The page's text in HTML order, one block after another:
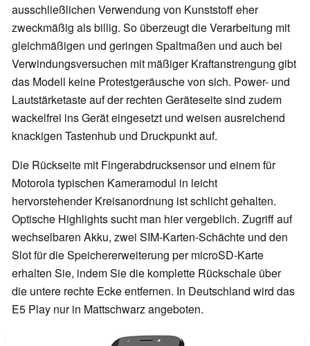
ausschließlichen Verwendung von Kunststoff eher
zweckmäßig als billig. So überzeugt die Verarbeitung mit
gleichmäßigen und geringen Spaltmaßen und auch bei
Verwindungsversuchen mit mäßiger Kraftanstrengung gibt
das Modell keine Protestgeräusche von sich. Power- und
Lautstärketaste auf der rechten Geräteseite sind zudem
wackelfrei ins Gerät eingesetzt und weisen ausreichend
knackigen Tastenhub und Druckpunkt auf.
Die Rückseite mit Fingerabdrucksensor und einem für
Motorola typischen Kameramodul in leicht
hervorstehender Kreisanordnung ist schlicht gehalten.
Optische Highlights sucht man hier vergeblich. Zugriff auf
wechselbaren Akku, zwei SIM-Karten-Schächte und den
Slot für die Speichererweiterung per microSD-Karte
erhalten Sie, indem Sie die komplette Rückschale über
die untere rechte Ecke entfernen. In Deutschland wird das
E5 Play nur in Mattschwarz angeboten.